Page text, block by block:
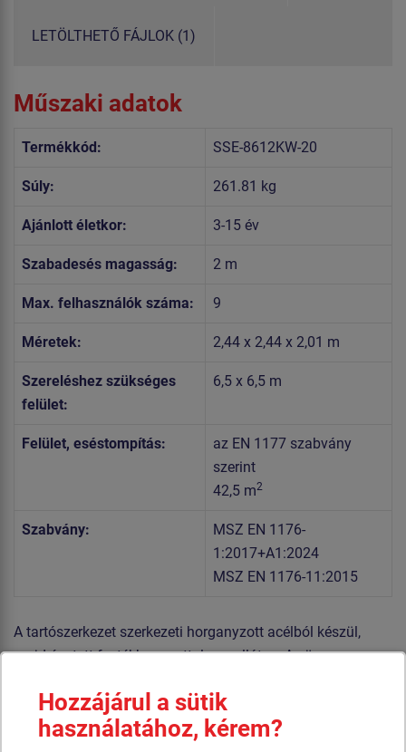
LETÖLTHETŐ FÁJLOK (1)
Műszaki adatok
Termékkód: SSE-8612KW-20
Súly: 261.81 kg
Ajánlott életkor: 3-15 év
Szabadesés magasság: 2 m
Max. felhasználók száma: 9
Méretek: 2,44 x 2,44 x 2,01 m
Szereléshez szükséges
felület:
6,5 x 6,5 m
Felület, eséstompítás:
az EN 1177 szabvány
szerint
42,5 m2
Szabvány:
MSZ EN 1176-
1:2017+A1:2024
MSZ EN 1176-11:2015
A tartószerkezet szerkezeti horganyzott acélból készül,
majd égetett festékbevonattal van ellátva. Az összes
amelyet szemcseszórással és többrétegű, égetett festéssel
kezelnek. A szerkezetek beton alapba kerülnek rögzítésre.
Hozzájárul a sütik
használatához, kérem?